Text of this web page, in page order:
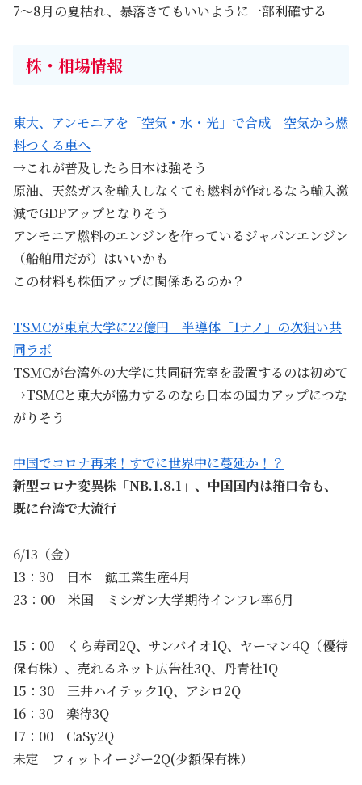
7～8月の夏枯れ、暴落きてもいいように一部利確する
株・相場情報
東大、アンモニアを「空気・水・光」で合成 空気から燃
料つくる車へ
→これが普及したら日本は強そう
原油、天然ガスを輸入しなくても燃料が作れるなら輸入激
減でGDPアップとなりそう
アンモニア燃料のエンジンを作っているジャパンエンジン
（船舶用だが）はいいかも
この材料も株価アップに関係あるのか？
TSMCが東京大学に22億円 半導体「1ナノ」の次狙い共
同ラボ
TSMCが台湾外の大学に共同研究室を設置するのは初めて
→TSMCと東大が協力するのなら日本の国力アップにつな
がりそう
中国でコロナ再来！すでに世界中に蔓延か！？
新型コロナ変異株「NB.1.8.1」、中国国内は箝口令も、
既に台湾で大流行
6/13（金）
13：30 日本 鉱工業生産4月
23：00 米国 ミシガン大学期待インフレ率6月
15：00 くら寿司2Q、サンバイオ1Q、ヤーマン4Q（優待
保有株）、売れるネット広告社3Q、丹青社1Q
15：30 三井ハイテック1Q、アシロ2Q
16：30 楽待3Q
17：00 CaSy2Q
未定 フィットイージー2Q(少額保有株）